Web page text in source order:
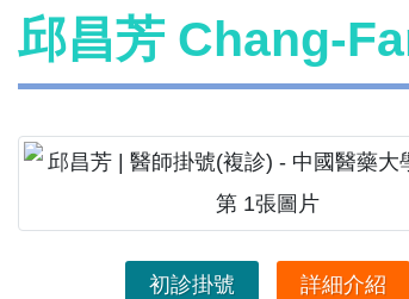
邱昌芳 Chang-
初診掛號 詳細介紹